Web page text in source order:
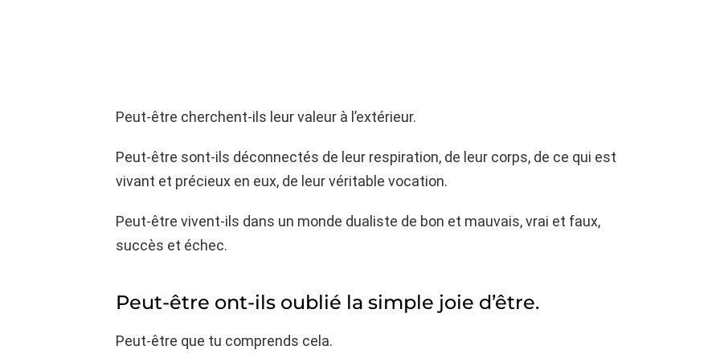
Peut-être cherchent-ils leur valeur à l’extérieur.
Peut-être sont-ils déconnectés de leur respiration, de leur corps, de ce qui est
vivant et précieux en eux, de leur véritable vocation.
Peut-être vivent-ils dans un monde dualiste de bon et mauvais, vrai et faux,
succès et échec.
Peut-être ont-ils oublié la simple joie d’être.
Peut-être que tu comprends cela.